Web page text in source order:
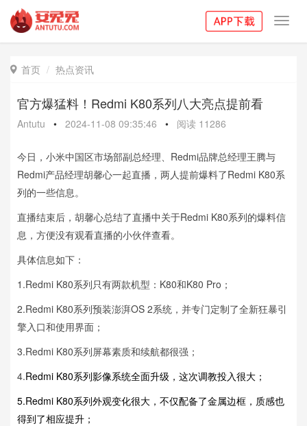
 首页 热点资讯
官方爆猛料！Redmi K80系列八大亮点提前看
Antutu • 2024-11-08 09:35:46 • 阅读 11286
今日，小米中国区市场部副总经理、Redmi品牌总经理王腾与
Redmi产品经理胡馨心一起直播，两人提前爆料了Redmi K80系
列的一些信息。
直播结束后，胡馨心总结了直播中关于Redmi K80系列的爆料信
息，方便没有观看直播的小伙伴查看。
具体信息如下：
1.Redmi K80系列只有两款机型：K80和K80 Pro；
2.Redmi K80系列预装澎湃OS 2系统，并专门定制了全新狂暴引
擎入口和使用界面；
3.Redmi K80系列屏幕素质和续航都很强；
4.Redmi K80系列影像系统全面升级，这次调教投入很大；
5.Redmi K80系列外观变化很大，不仅配备了金属边框，质感也
得到了相应提升；